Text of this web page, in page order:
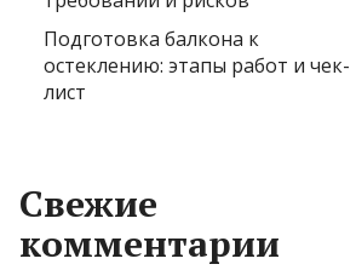
Подготовка балкона к
остеклению: этапы работ и чек-
лист
Свежие
комментарии